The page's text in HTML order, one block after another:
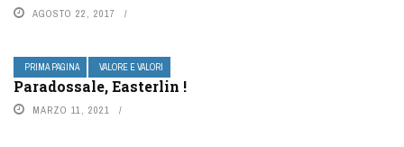
AGOSTO 22, 2017
PRIMA PAGINA VALORE E VALORI
Paradossale, Easterlin !
MARZO 11, 2021